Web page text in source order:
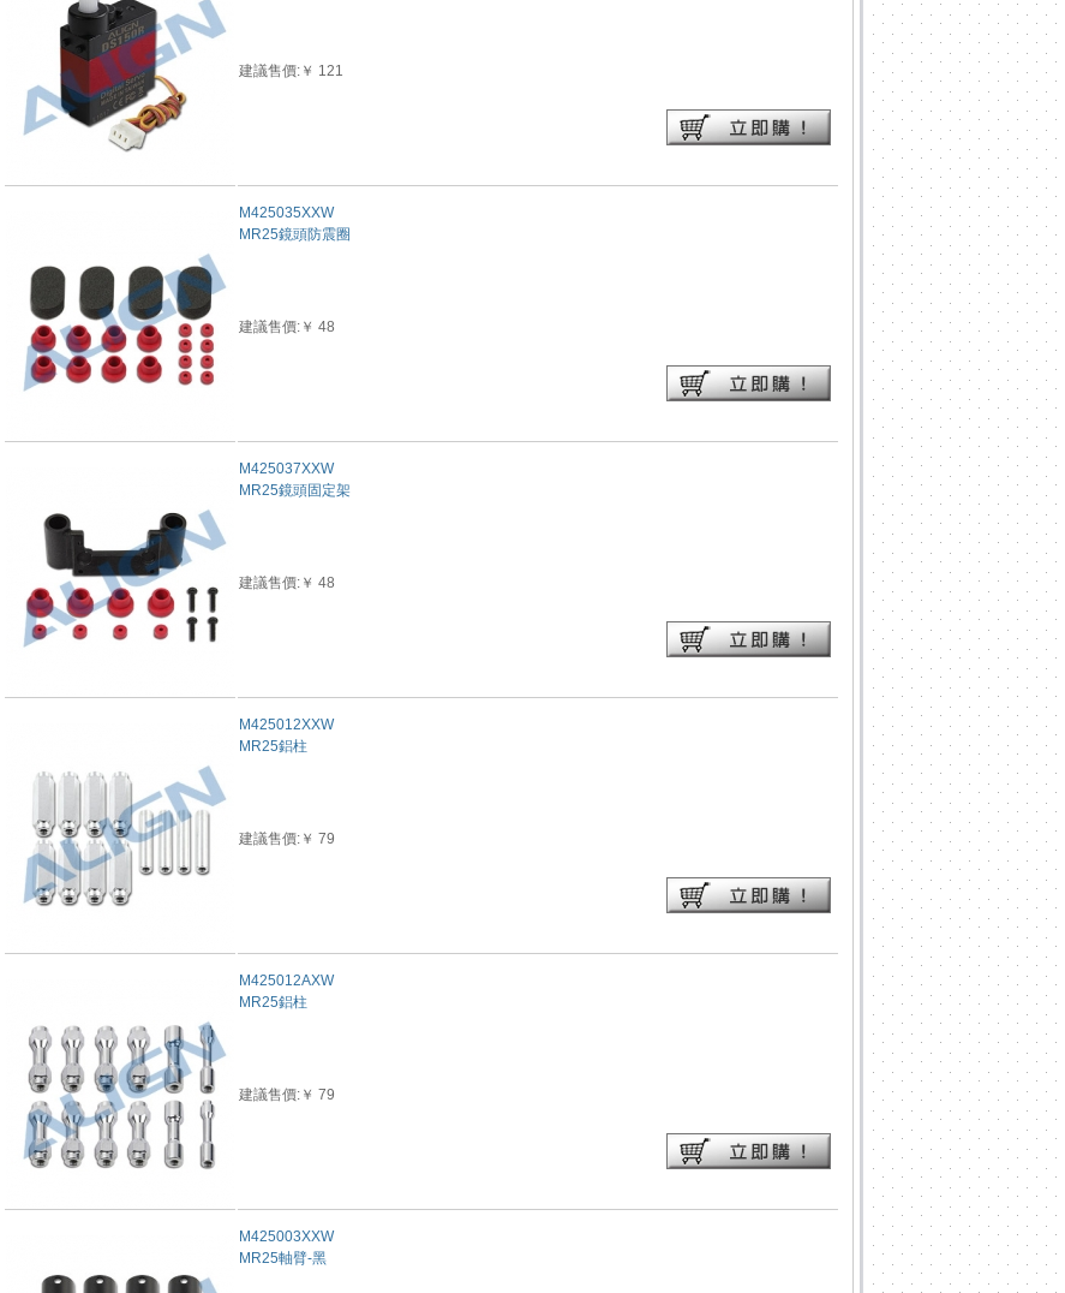
建議售價:￥ 121
M425035XXW
MR25鏡頭防震圈
建議售價:￥ 48
M425037XXW
MR25鏡頭固定架
建議售價:￥ 48
M425012XXW
MR25鋁柱
建議售價:￥ 79
M425012AXW
MR25鋁柱
建議售價:￥ 79
M425003XXW
MR25軸臂-黑